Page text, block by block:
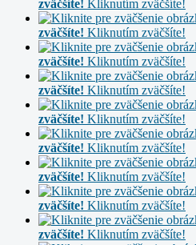
zväčšíte! Kliknutím zväčšíte!
zväčšíte! Kliknutím zväčšíte!
zväčšíte! Kliknutím zväčšíte!
zväčšíte! Kliknutím zväčšíte!
zväčšíte! Kliknutím zväčšíte!
zväčšíte! Kliknutím zväčšíte!
zväčšíte! Kliknutím zväčšíte!
zväčšíte! Kliknutím zväčšíte!
zväčšíte! Kliknutím zväčšíte!